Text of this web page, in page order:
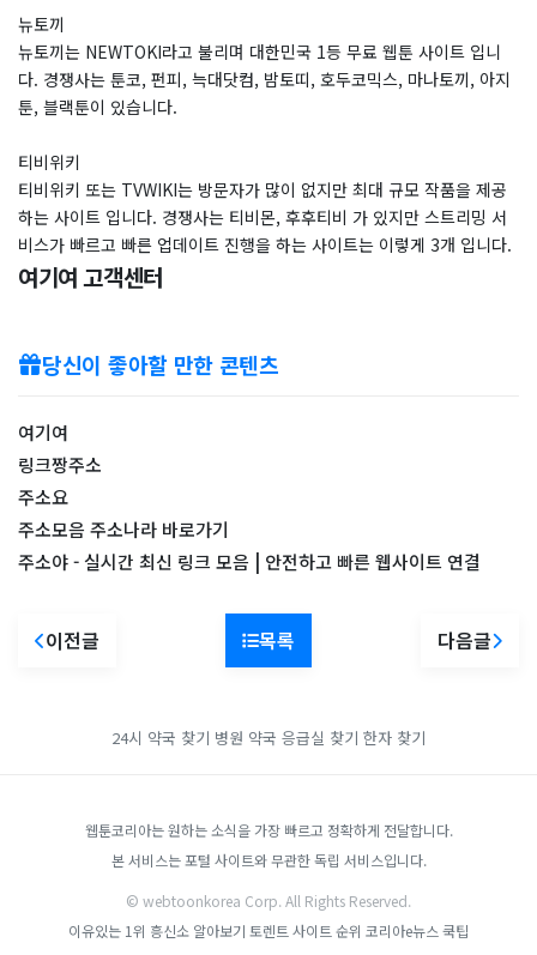
뉴토끼
뉴토끼는 NEWTOKI라고 불리며 대한민국 1등 무료 웹툰 사이트 입니
다. 경쟁사는 툰코, 펀피, 늑대닷컴, 밤토띠, 호두코믹스, 마나토끼, 아지
툰, 블랙툰이 있습니다.
티비위키
티비위키 또는 TVWIKI는 방문자가 많이 없지만 최대 규모 작품을 제공
하는 사이트 입니다. 경쟁사는 티비몬, 후후티비 가 있지만 스트리밍 서
비스가 빠르고 빠른 업데이트 진행을 하는 사이트는 이렇게 3개 입니다.
여기여 고객센터
당신이 좋아할 만한 콘텐츠
여기여
링크짱주소
주소요
주소모음 주소나라 바로가기
주소야 - 실시간 최신 링크 모음 | 안전하고 빠른 웹사이트 연결
이전글 목록 다음글
24시 약국 찾기 병원 약국 응급실 찾기 한자 찾기
웹툰코리아는 원하는 소식을 가장 빠르고 정확하게 전달합니다.
본 서비스는 포털 사이트와 무관한 독립 서비스입니다.
© webtoonkorea Corp. All Rights Reserved.
이유있는 1위 흥신소 알아보기 토렌트 사이트 순위 코리아e뉴스 쿡팁